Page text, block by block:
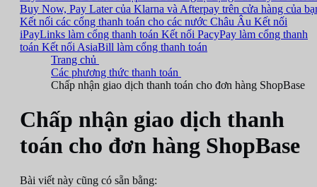
Buy Now, Pay Later của Klarna và Afterpay trên cửa hàng của
Kết nối các cổng thanh toán cho các nước Châu Âu Kết nối
iPayLinks làm cổng thanh toán Kết nối PacyPay làm cổng thanh
toán Kết nối AsiaBill làm cổng thanh toán
Trang chủ
Các phương thức thanh toán
Chấp nhận giao dịch thanh toán cho đơn hàng ShopBase
Chấp nhận giao dịch thanh
toán cho đơn hàng ShopBase
Bài viết này cũng có sẵn bằng: